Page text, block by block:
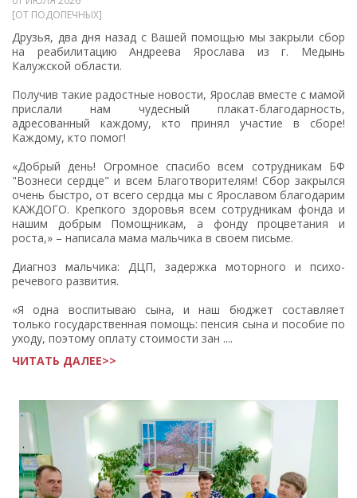
[ОТ ПОДОПЕЧНЫХ]
Друзья, два дня назад с Вашей помощью мы закрыли сбор
на реабилитацию Андреева Ярослава из г. Медынь
Калужской области.
Получив такие радостные новости, Ярослав вместе с мамой
прислали нам чудесный плакат-благодарность,
адресованный каждому, кто принял участие в сборе!
Каждому, кто помог!
«Добрый день! Огромное спасибо всем сотрудникам БФ
"Вознеси сердце" и всем Благотворителям! Сбор закрылся
очень быстро, от всего сердца мы с Ярославом благодарим
КАЖДОГО. Крепкого здоровья всем сотрудникам фонда и
нашим добрым Помощникам, а фонду процветания и
роста,» – написала мама мальчика в своем письме.
Диагноз мальчика: ДЦП, задержка моторного и психо-
речевого развития.
«Я одна воспитываю сына, и наш бюджет составляет
только государственная помощь: пенсия сына и пособие по
уходу, поэтому оплату стоимости зан ....
ЧИТАТЬ ДАЛЕЕ>>